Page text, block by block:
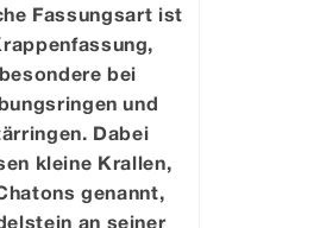
Fassungsart ist
bei
und
Dabei
kleine Krallen,
genannt,
an seiner